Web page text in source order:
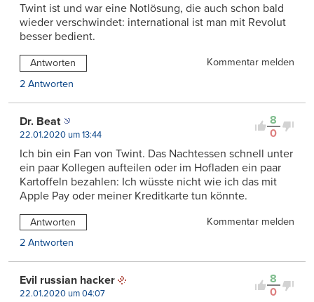
Twint ist und war eine Notlösung, die auch schon bald
wieder verschwindet: international ist man mit Revolut
besser bedient.
Antworten
Kommentar melden
2 Antworten
8
0
Dr. Beat
22.01.2020 um 13:44
Ich bin ein Fan von Twint. Das Nachtessen schnell unter
ein paar Kollegen aufteilen oder im Hofladen ein paar
Kartoffeln bezahlen: Ich wüsste nicht wie ich das mit
Apple Pay oder meiner Kreditkarte tun könnte.
Antworten
Kommentar melden
2 Antworten
8
0
Evil russian hacker
22.01.2020 um 04:07